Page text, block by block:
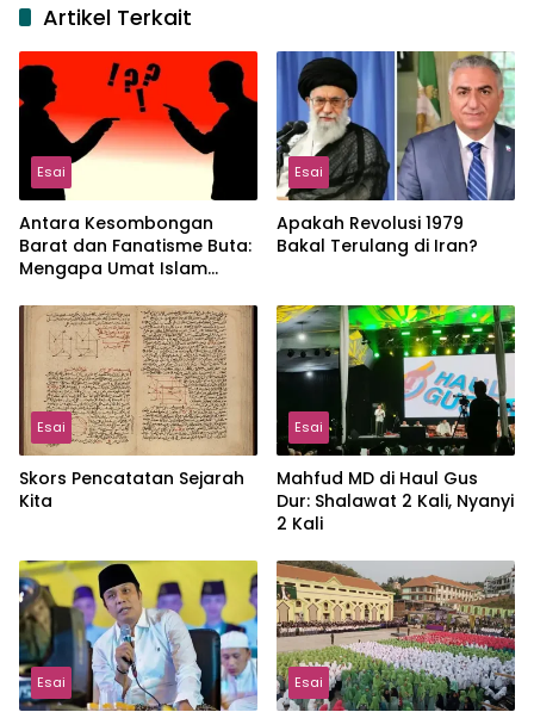
Artikel Terkait
Esai
Antara Kesombongan
Barat dan Fanatisme Buta:
Mengapa Umat Islam
Esai
Apakah Revolusi 1979
Bakal Terulang di Iran?
Esai
Skors Pencatatan Sejarah
Kita
Esai
Mahfud MD di Haul Gus
Dur: Shalawat 2 Kali, Nyanyi
2 Kali
Esai Esai